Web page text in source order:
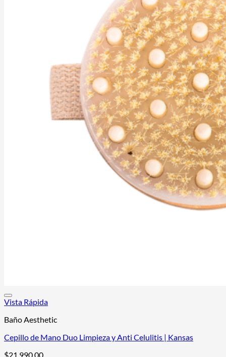
Vista Rápida
Baño Aesthetic
Cepillo de Mano Duo Limpieza y Anti Celulitis | Kansas
$21.990,00